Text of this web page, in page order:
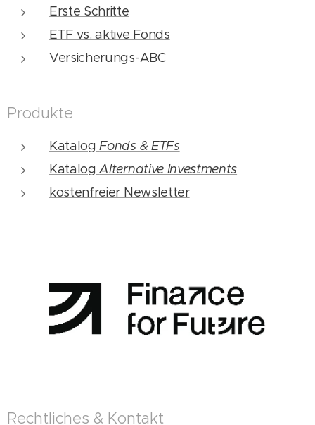
Erste Schritte
ETF vs. aktive Fonds
Versicherungs-ABC
Produkte
KatalogFonds & ETFs
KatalogAlternative Investments
kostenfreier Newsletter
Rechtliches & Kontakt